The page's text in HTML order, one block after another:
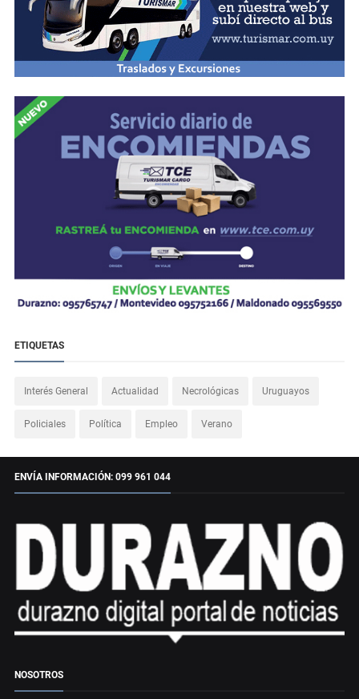
ETIQUETAS
Interés General Actualidad Necrológicas Uruguayos
Policiales Política Empleo Verano
ENVÍA INFORMACIÓN: 099 961 044
NOSOTROS